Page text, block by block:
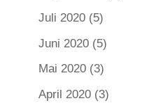
Juli 2020(5)
Juni 2020(5)
Mai 2020(3)
April 2020(3)